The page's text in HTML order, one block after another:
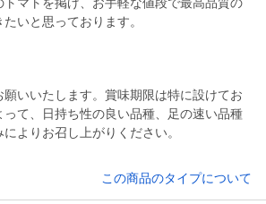
いと思っております。
いいたします。賞味期限は特に設けてお
って、日持ち性の良い品種、足の速い品種
よりお召し上がりください。
この商品のタイプについて